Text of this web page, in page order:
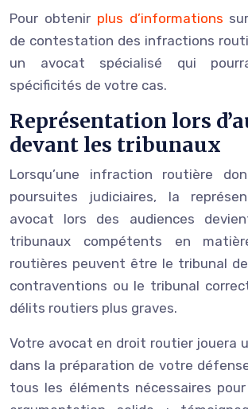
Pour obtenir plus d’informations
de contestation des infractions
un avocat spécialisé qui
spécificités de votre cas.
Représentation lors
devant les tribunaux
Lorsqu’une infraction routière
poursuites judiciaires, la
avocat lors des audiences
tribunaux compétents en
routières peuvent être le tribunal
contraventions ou le tribunal
délits routiers plus graves.
Votre avocat en droit routier jouera
dans la préparation de votre
tous les éléments nécessaires